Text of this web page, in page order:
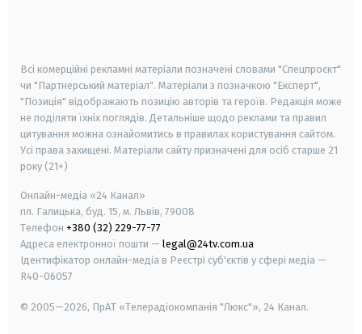
Всі комерційні рекламні матеріали позначені словами "Спецпроєкт"
чи "Партнерський матеріал". Матеріали з позначкою "Експерт",
"Позиція" відображають позицію авторів та героїв. Редакція може
не поділяти їхніх поглядів. Детальніше щодо реклами та правил
цитування можна ознайомитись в правилах користування сайтом.
Усі права захищені. Матеріали сайту призначені для осіб старше 21
року (21+)
Онлайн-медіа «24 Канал»
пл. Галицька, буд. 15, м. Львів, 79008
Телефон +380 (32) 229-77-77
Адреса електронної пошти — legal@24tv.com.ua
Ідентифікатор онлайн-медіа в Реєстрі суб'єктів у сфері медіа —
R40-06057
© 2005—2026, ПрАТ «Телерадіокомпанія "Люкс"», 24 Канал.